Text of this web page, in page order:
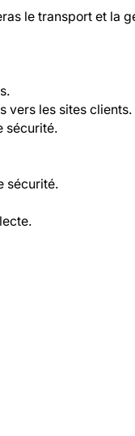
le transport et la
vers les sites clients.
sécurité.
sécurité.